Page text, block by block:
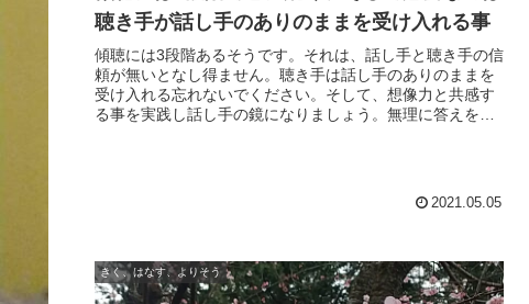
聴き手が話し手のありのままを受け入れる事
傾聴には3段階あるそうです。それは、話し手と聴き手の信
頼が無いとなし得ません。聴き手は話し手のありのままを
受け入れる忘れないでください。そして、想像力と共感す
る事を実践し話し手の鏡になりましょう。無理に答えを急
2021.05.05
きく、はなす、よりそう